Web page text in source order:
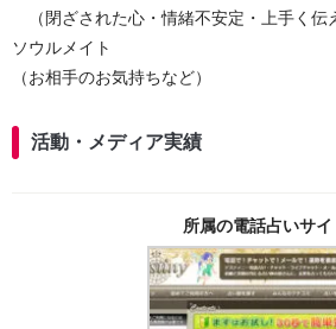
（閉ざされた心・情緒不安定・上手く伝
ソウルメイト
（お相手のお気持ちなど）
活動・メディア実績
所属の電話占いサイ